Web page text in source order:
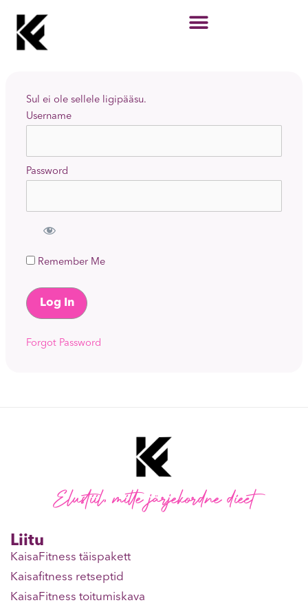
content
Sul ei ole sellele ligipääsu.
Username
Password
Remember Me
Forgot Password
Elustiil, mitte järjekordne dieet
Liitu
KaisaFitness täispakett
Kaisafitness retseptid
KaisaFitness toitumiskava